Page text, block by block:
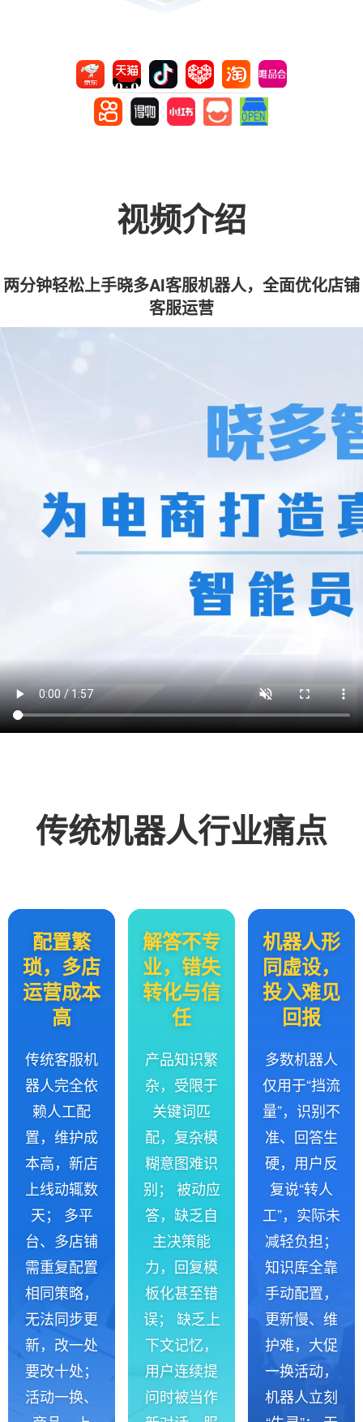
视频介绍
两分钟轻松上手晓多AI客服机器人，全面优化店铺
客服运营
传统机器人行业痛点
配置繁
琐，多店
运营成本
高
传统客服机
器人完全依
赖人工配
置，维护成
本高，新店
上线动辄数
天； 多平
台、多店铺
需重复配置
相同策略，
无法同步更
新，改一处
要改十处；
活动一换、
解答不专
业，错失
转化与信
任
产品知识繁
杂，受限于
关键词匹
配，复杂模
糊意图难识
别； 被动应
答，缺乏自
主决策能
力，回复模
板化甚至错
误； 缺乏上
下文记忆，
用户连续提
问时被当作
机器人形
同虚设，
投入难见
回报
多数机器人
仅用于“挡流
量”，识别不
准、回答生
硬，用户反
复说“转人
工”，实际未
减轻负担；
知识库全靠
手动配置，
更新慢、维
护难，大促
一换活动，
机器人立刻